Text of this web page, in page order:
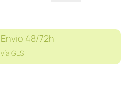
cantidad
Envío 48/72h
vía GLS